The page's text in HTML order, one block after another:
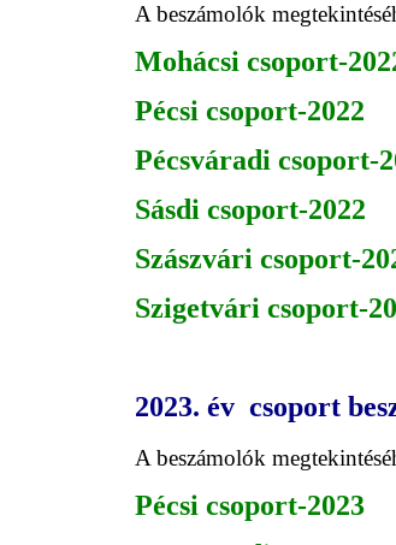
A beszámolók
Mohácsi csoport-
Pécsi csoport-2022
Pécsváradi csoport-
Sásdi csoport-2022
Szászvári csoport-
Szigetvári csoport-
2023. év csoport
A beszámolók
Pécsi csoport-2023